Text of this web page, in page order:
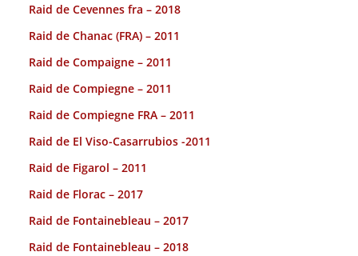
Raid de Cevennes fra – 2018
Raid de Chanac (FRA) – 2011
Raid de Compaigne – 2011
Raid de Compiegne – 2011
Raid de Compiegne FRA – 2011
Raid de El Viso-Casarrubios -2011
Raid de Figarol – 2011
Raid de Florac – 2017
Raid de Fontainebleau – 2017
Raid de Fontainebleau – 2018